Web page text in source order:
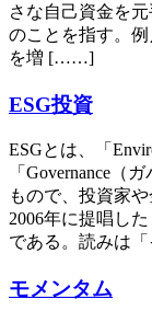
さな自己資金を
のことを指す。
を増 [……]
ESG投資
ESGとは、「
「Governance（
もので、投資家
2006年に提唱し
である。読みは
モメンタム